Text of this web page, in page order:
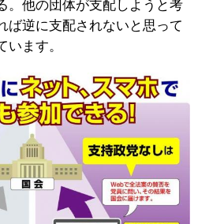
。他の団体が支配しようと考
ば逆に支配されないと思って
ます。